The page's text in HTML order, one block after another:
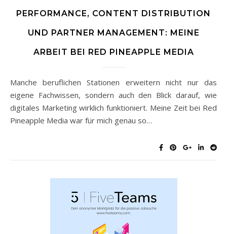
PERFORMANCE, CONTENT DISTRIBUTION
UND PARTNER MANAGEMENT: MEINE
ARBEIT BEI RED PINEAPPLE MEDIA
Manche beruflichen Stationen erweitern nicht nur das
eigene Fachwissen, sondern auch den Blick darauf, wie
digitales Marketing wirklich funktioniert. Meine Zeit bei Red
Pineapple Media war für mich genau so…